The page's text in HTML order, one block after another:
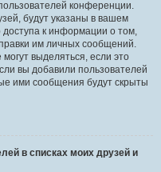
конференции.
будут указаны в вашем
к информации о том,
им личных сообщений.
выделяться, если это
вы добавили пользователей
ими сообщения будут скрыты
в списках моих друзей и